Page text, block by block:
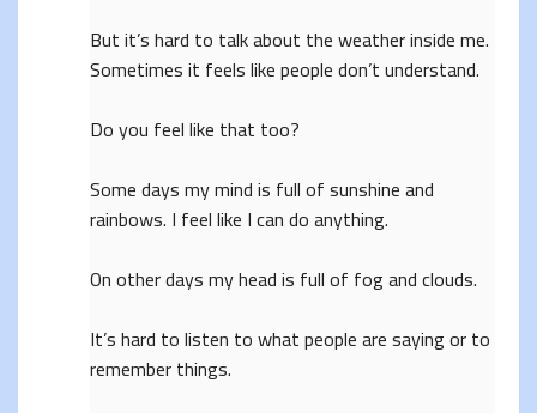
But it’s hard to talk about the weather inside me.
Sometimes it feels like people don’t understand.
Do you feel like that too?
Some days my mind is full of sunshine and
rainbows. I feel like I can do anything.
On other days my head is full of fog and clouds.
It’s hard to listen to what people are saying or to
remember things.